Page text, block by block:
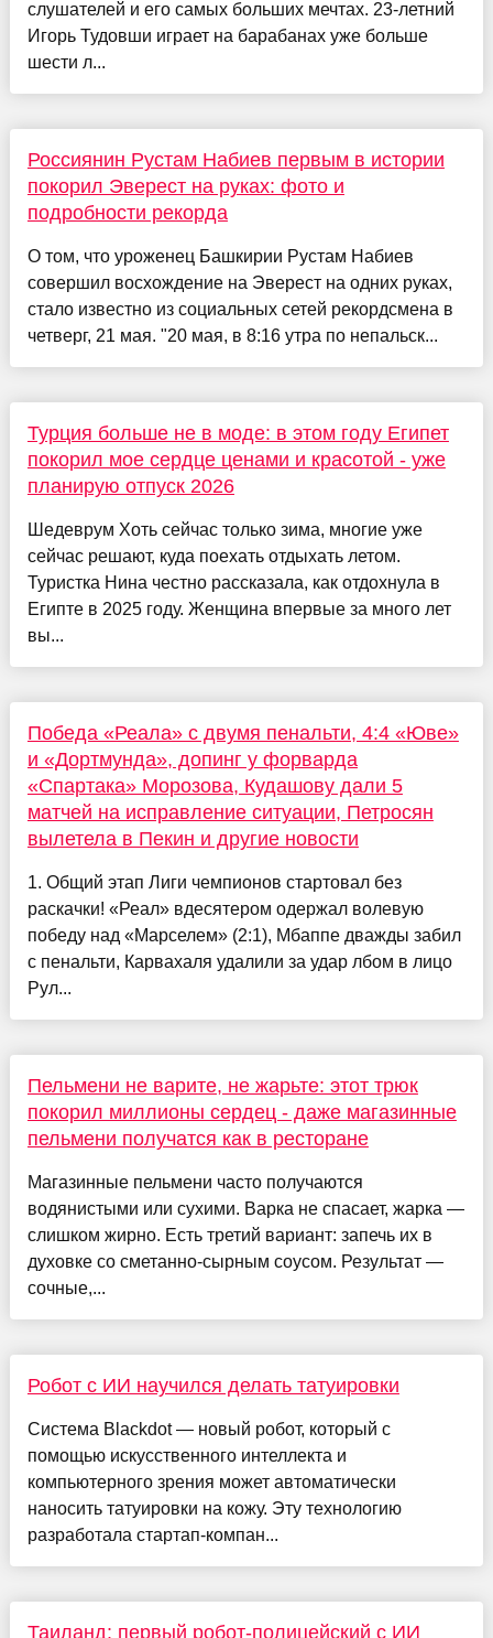
слушателей и его самых больших мечтах. 23-летний
Игорь Тудовши играет на барабанах уже больше
шести л...
Россиянин Рустам Набиев первым в истории
покорил Эверест на руках: фото и
подробности рекорда
О том, что уроженец Башкирии Рустам Набиев
совершил восхождение на Эверест на одних руках,
стало известно из социальных сетей рекордсмена в
четверг, 21 мая. "20 мая, в 8:16 утра по непальск...
Турция больше не в моде: в этом году Египет
покорил мое сердце ценами и красотой - уже
планирую отпуск 2026
Шедеврум Хоть сейчас только зима, многие уже
сейчас решают, куда поехать отдыхать летом.
Туристка Нина честно рассказала, как отдохнула в
Египте в 2025 году. Женщина впервые за много лет
вы...
Победа «Реала» с двумя пенальти, 4:4 «Юве»
и «Дортмунда», допинг у форварда
«Спартака» Морозова, Кудашову дали 5
матчей на исправление ситуации, Петросян
вылетела в Пекин и другие новости
1. Общий этап Лиги чемпионов стартовал без
раскачки! «Реал» вдесятером одержал волевую
победу над «Марселем» (2:1), Мбаппе дважды забил
с пенальти, Карвахаля удалили за удар лбом в лицо
Рул...
Пельмени не варите, не жарьте: этот трюк
покорил миллионы сердец - даже магазинные
пельмени получатся как в ресторане
Магазинные пельмени часто получаются
водянистыми или сухими. Варка не спасает, жарка —
слишком жирно. Есть третий вариант: запечь их в
духовке со сметанно-сырным соусом. Результат —
сочные,...
Робот с ИИ научился делать татуировки
Система Blackdot — новый робот, который с
помощью искусственного интеллекта и
компьютерного зрения может автоматически
наносить татуировки на кожу. Эту технологию
разработала стартап-компан...
Таиланд: первый робот-полицейский с ИИ